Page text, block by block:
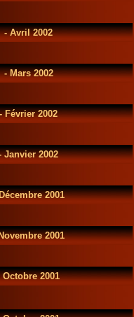
-Avril 2002
-Mars 2002
-Février 2002
Janvier 2002
2001
2001
Octobre 2001